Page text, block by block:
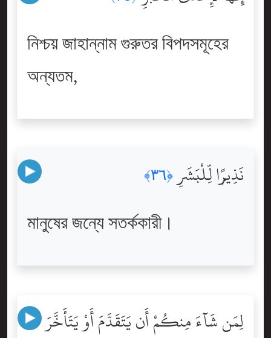
নিশ্চয় জাহান্নাম গুরুতর বিপদসমূহের
অন্যতম,
نَذِيرًۭا لِّلْبَشَرِ ﴿٣٦﴾
মানুষের জন্যে সতর্ককারী।
لِمَن شَآءَ مِنكُمْ أَن يَتَقَدَّمَ أَوْ يَتَأَخَّرَ